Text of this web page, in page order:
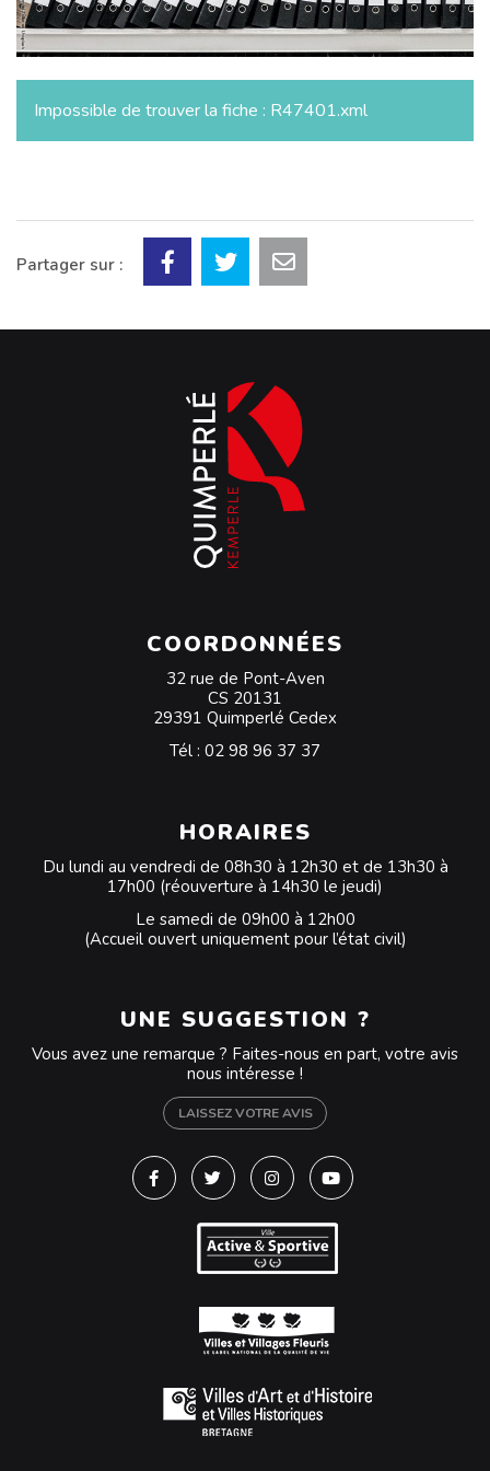
Impossible de trouver la fiche : R47401.xml
Partager sur :
COORDONNÉES
32 rue de Pont-Aven
CS 20131
29391 Quimperlé Cedex
Tél : 02 98 96 37 37
HORAIRES
Du lundi au vendredi de 08h30 à 12h30 et de 13h30 à
17h00 (réouverture à 14h30 le jeudi)
Le samedi de 09h00 à 12h00
(Accueil ouvert uniquement pour l’état civil)
UNE SUGGESTION ?
Vous avez une remarque ? Faites-nous en part, votre avis
nous intéresse !
LAISSEZ VOTRE AVIS
Lien vers le compte Facebook
Lien vers le compte Twitter
Lien vers le compte
Lien vers la chaîne